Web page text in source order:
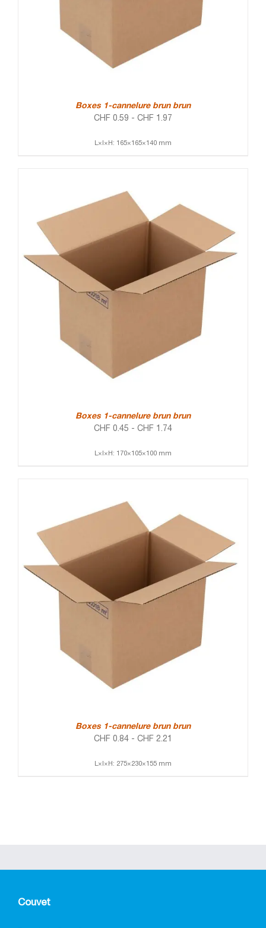
Boxes 1-cannelure brun brun
CHF 0.59 - CHF 1.97
L×l×H: 165×165×140 mm
Boxes 1-cannelure brun brun
CHF 0.45 - CHF 1.74
L×l×H: 170×105×100 mm
Boxes 1-cannelure brun brun
CHF 0.84 - CHF 2.21
L×l×H: 275×230×155 mm
Couvet